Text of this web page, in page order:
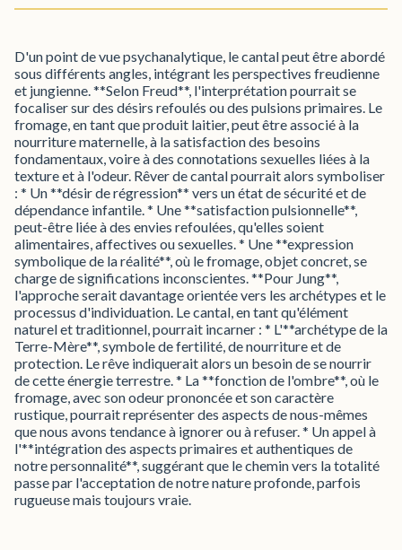
D'un point de vue psychanalytique, le cantal peut être abordé
sous différents angles, intégrant les perspectives freudienne
et jungienne. **Selon Freud**, l'interprétation pourrait se
focaliser sur des désirs refoulés ou des pulsions primaires. Le
fromage, en tant que produit laitier, peut être associé à la
nourriture maternelle, à la satisfaction des besoins
fondamentaux, voire à des connotations sexuelles liées à la
texture et à l'odeur. Rêver de cantal pourrait alors symboliser
: * Un **désir de régression** vers un état de sécurité et de
dépendance infantile. * Une **satisfaction pulsionnelle**,
peut-être liée à des envies refoulées, qu'elles soient
alimentaires, affectives ou sexuelles. * Une **expression
symbolique de la réalité**, où le fromage, objet concret, se
charge de significations inconscientes. **Pour Jung**,
l'approche serait davantage orientée vers les archétypes et le
processus d'individuation. Le cantal, en tant qu'élément
naturel et traditionnel, pourrait incarner : * L'**archétype de la
Terre-Mère**, symbole de fertilité, de nourriture et de
protection. Le rêve indiquerait alors un besoin de se nourrir
de cette énergie terrestre. * La **fonction de l'ombre**, où le
fromage, avec son odeur prononcée et son caractère
rustique, pourrait représenter des aspects de nous-mêmes
que nous avons tendance à ignorer ou à refuser. * Un appel à
l'**intégration des aspects primaires et authentiques de
notre personnalité**, suggérant que le chemin vers la totalité
passe par l'acceptation de notre nature profonde, parfois
rugueuse mais toujours vraie.